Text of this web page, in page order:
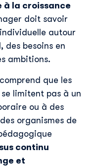
à la croissance
doit savoir
autour
besoins en
ambitions.
que les
limitent pas à un
ou à des
organismes de
continu
et